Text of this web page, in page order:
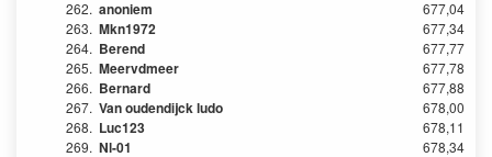
262. anoniem
677,04
263. Mkn1972
677,34
264. Berend
677,77
265. Meervdmeer
677,78
266. Bernard
677,88
267. Van oudendijck ludo
678,00
268. Luc123
678,11
269. Nl-01
678,34